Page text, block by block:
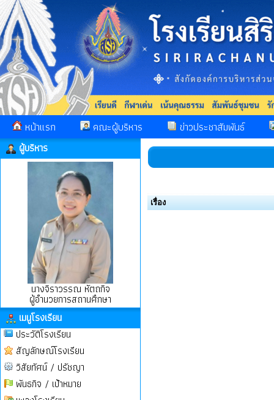
หน้าแรก คณะผู้บริหาร ข่าวประชาสัมพันธ์
ผู้บริหาร
นางจิราวรรณ หัตถกิจ
ผู้อำนวยการสถานศึกษา
เมนูโรงเรียน
ประวัติโรงเรียน
สัญลักษณ์โรงเรียน
วิสัยทัศน์ / ปรัชญา
พันธกิจ / เป้าหมาย
เรื่อง